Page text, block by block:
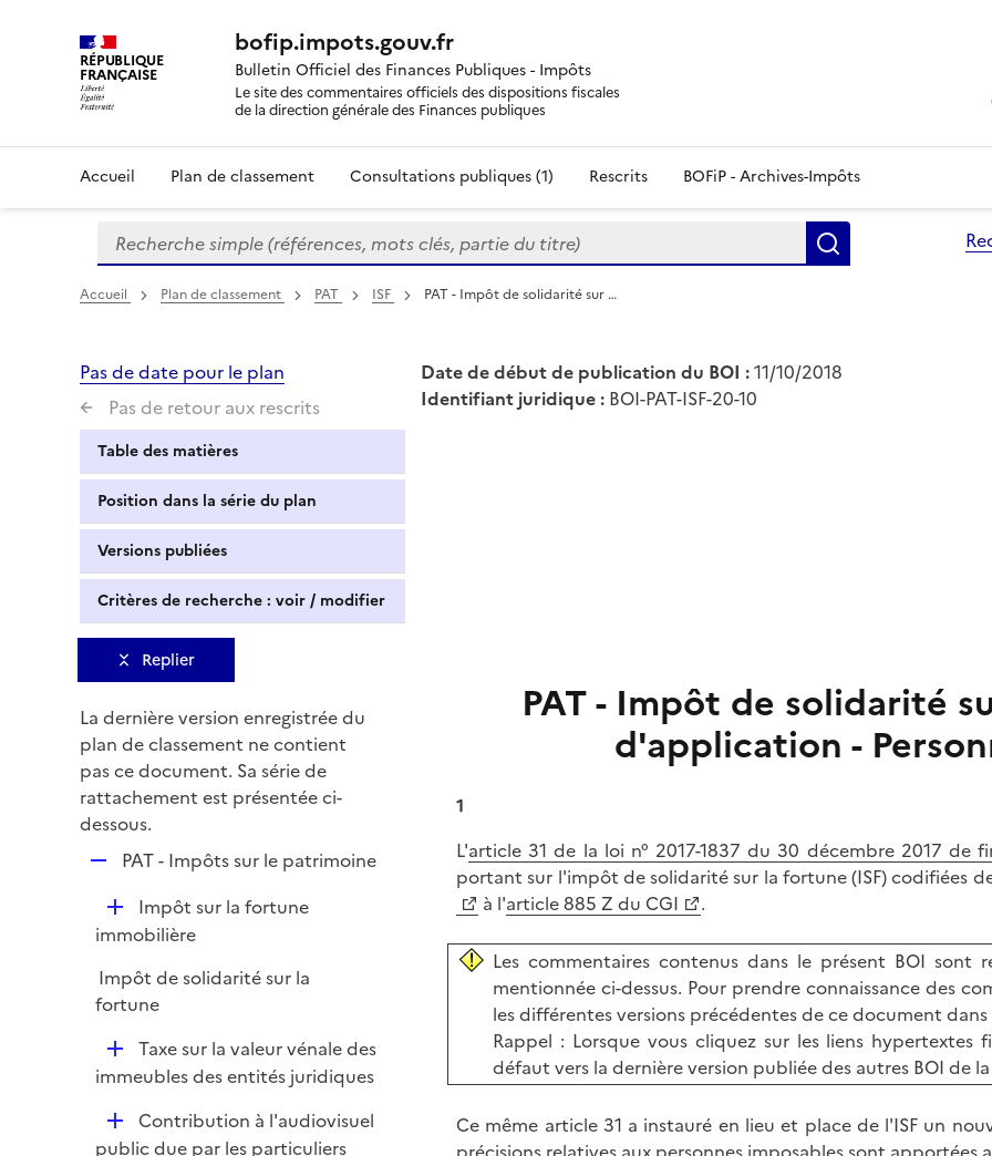
RÉPUBLIQUE
FRANÇAISE
bofip.impots.gouv.fr
Bulletin Officiel des Finances Publiques - Impôts
Le site des commentaires officiels des dispositions fiscales
de la direction générale des Finances publiques
Accueil Plan de classement Consultations publiques (1) Rescrits BOFiP - Archives-Impôts
Formulaire
de
recherche
Recherche simple (références, mots clés, partie du titre)
Accueil Plan de classement PAT ISF PAT - Impôt de solidarité sur …
Pas de date pour le plan
Pas de retour aux rescrits
Table des matières
Position dans la série du plan
Versions publiées
Critères de recherche : voir / modifier
Date de début de publication du BOI :11/10/2018
Identifiant juridique : BOI-PAT-ISF-20-10
Replier
La dernière version enregistrée du
plan de classement ne contient
pas ce document. Sa série de
rattachement est présentée ci-
dessous.
p
l
e
r
PAT - Impôts sur le patrimoine
D
é
l
i
Impôt sur la fortune
immobilière
Impôt de solidarité sur la
fortune
D
é
Taxe sur la valeur vénale des
immeubles des entités juridiques
D
é
Contribution à l'audiovisuel
public due par les particuliers
PAT - Impôt de solidarité
d'application -
1
L'article 31 de la loi n° 2017-1837 du 30 décembre 2017 de
portant sur l'impôt de solidarité sur la fortune (ISF) codifiées
à l'article 885 Z du CGI .
Les commentaires contenus dans le présent BOI
mentionnée ci-dessus. Pour prendre connaissance des
les différentes versions précédentes de ce document
Rappel : Lorsque vous cliquez sur les liens
défaut vers la dernière version publiée des autres BOI de la
Ce même article 31 a instauré en lieu et place de l'ISF un